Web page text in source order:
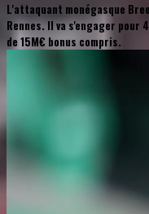
L'attaquant monégasque
Rennes. Il va s'engager
de 15M€ bonus compris.